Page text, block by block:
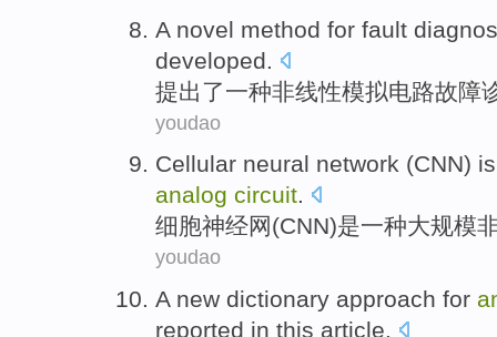
A novel method for fault
developed
提出了一种非线性模拟电路故障
youdao
Cellular neural network (CNN) is
analog circuit.
细胞神经网(CNN)是一种大规模
youdao
A new dictionary approach for
reported in this article.